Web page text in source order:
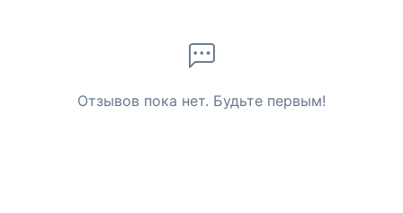
Отзывов пока нет. Будьте первым!